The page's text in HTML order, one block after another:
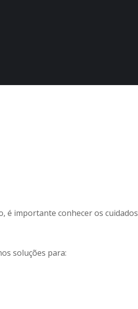
é importante conhecer os cuidados
soluções para: